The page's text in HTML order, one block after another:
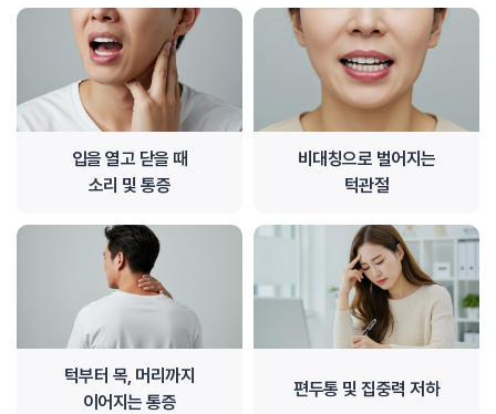
입을 열고 닫을 때
소리 및 통증
비대칭으로 벌어지는
턱관절
턱부터 목, 머리까지
이어지는 통증
편두통 및 집중력 저하